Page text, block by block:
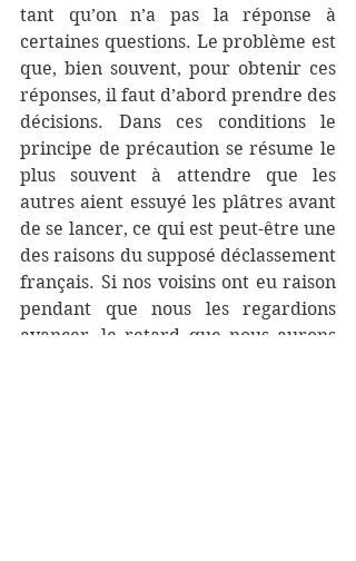
tant qu’on n’a pas la réponse à
certaines questions. Le problème est
que, bien souvent, pour obtenir ces
réponses, il faut d’abord prendre des
décisions. Dans ces conditions le
principe de précaution se résume le
plus souvent à attendre que les
autres aient essuyé les plâtres avant
de se lancer, ce qui est peut-être une
des raisons du supposé déclassement
français. Si nos voisins ont eu raison
pendant que nous les regardions
avancer, le retard que nous aurons